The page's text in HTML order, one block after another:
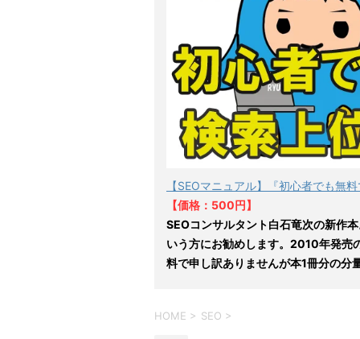
【SEOマニュアル】『初心者でも無
【価格：500円】
SEOコンサルタント白石竜次の新作
いう方にお勧めします。2010年発売
料で申し訳ありませんが本1冊分の分
HOME > SEO >